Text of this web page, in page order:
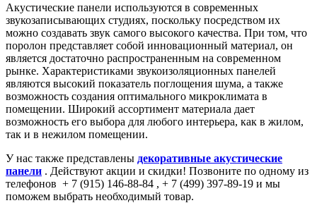
Акустические панели используются в современных
звукозаписывающих студиях, поскольку посредством их
можно создавать звук самого высокого качества. При том, что
поролон представляет собой инновационный материал, он
является достаточно распространенным на современном
рынке. Характеристиками звукоизоляционных панелей
являются высокий показатель поглощения шума, а также
возможность создания оптимального микроклимата в
помещении. Широкий ассортимент материала дает
возможность его выбора для любого интерьера, как в жилом,
так и в нежилом помещении.
У нас также представлены декоративные акустические
панели . Действуют акции и скидки! Позвоните по одному из
телефонов + 7 (915) 146-88-84 , + 7 (499) 397-89-19 и мы
поможем выбрать необходимый товар.